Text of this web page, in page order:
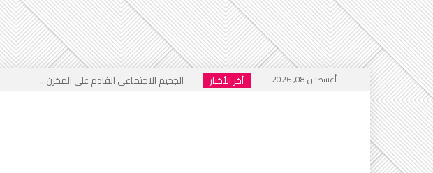
أغسطس 08, 2026 أخر الأخبار
الجحيم الاجتماعي القادم على المخزن...